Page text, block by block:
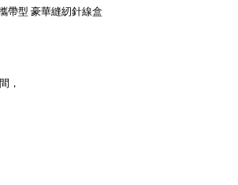
帶型 豪華縫紉針線盒
，